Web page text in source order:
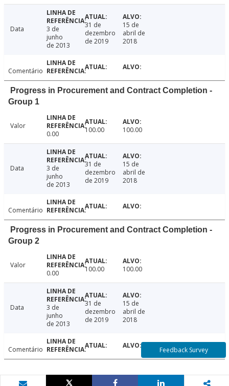
Data
3 de
junho
de 2013
31 de
dezembro
de 2019
15 de
abril de
2018
Comentário
Progress in Procurement and Contract Completion -
Group 1
Valor
0.00
100.00 100.00
Data
3 de
junho
de 2013
31 de
dezembro
de 2019
15 de
abril de
2018
Comentário
Progress in Procurement and Contract Completion -
Group 2
Valor
0.00
100.00 100.00
Data
3 de
junho
de 2013
31 de
dezembro
de 2019
15 de
abril de
2018
Comentário Feedback Survey